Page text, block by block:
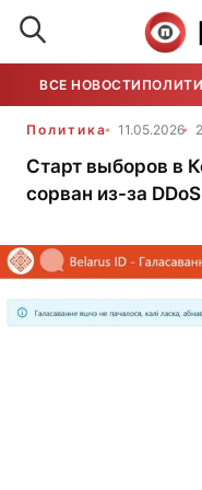
ВСЕ НОВОСТИ
Политика 11.05.2026
Старт выборов в
сорван из-за